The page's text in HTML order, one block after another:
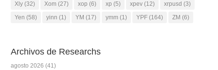
Xly (32) Xom (27) xop (6) xp (5) xpev (12) xrpusd (3)
Yen (58) yinn (1) YM (17) ymm (1) YPF (164) ZM (6)
Archivos de Researchs
agosto 2026 (41)